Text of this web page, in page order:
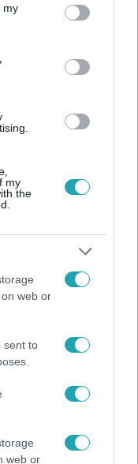
You may click to
third-party tags to
in below Google
my
my
the
web or
sent to
web or